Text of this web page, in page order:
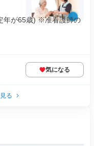
年が65歳) ※准看護師の
気になる
る